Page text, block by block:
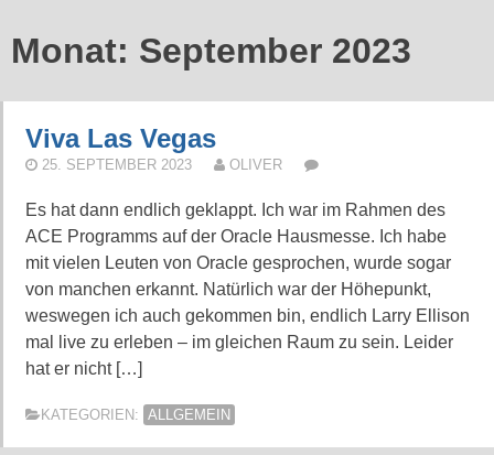
Monat: September 2023
Viva Las Vegas
25. SEPTEMBER 2023 OLIVER
Es hat dann endlich geklappt. Ich war im Rahmen des
ACE Programms auf der Oracle Hausmesse. Ich habe
mit vielen Leuten von Oracle gesprochen, wurde sogar
von manchen erkannt. Natürlich war der Höhepunkt,
weswegen ich auch gekommen bin, endlich Larry Ellison
mal live zu erleben – im gleichen Raum zu sein. Leider
hat er nicht […]
KATEGORIEN: ALLGEMEIN